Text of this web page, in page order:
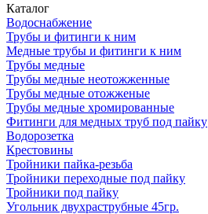
Каталог
Водоснабжение
Трубы и фитинги к ним
Медные трубы и фитинги к ним
Трубы медные
Трубы медные неотожженные
Трубы медные отожженые
Трубы медные хромированные
Фитинги для медных труб под пайку
Водорозетка
Крестовины
Тройники пайка-резьба
Тройники переходные под пайку
Тройники под пайку
Угольник двухраструбные 45гр.